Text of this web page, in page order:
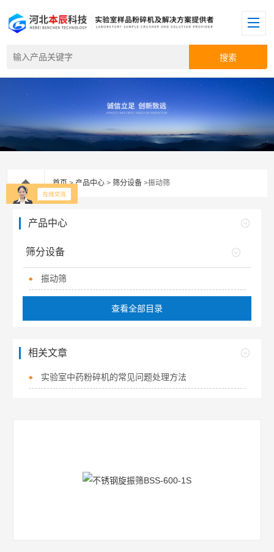
首页>产品中心 >筛分设备 >振动筛
产品中心
筛分设备
振动筛
查看全部目录
相关文章
实验室中药粉碎机的常见问题处理方法